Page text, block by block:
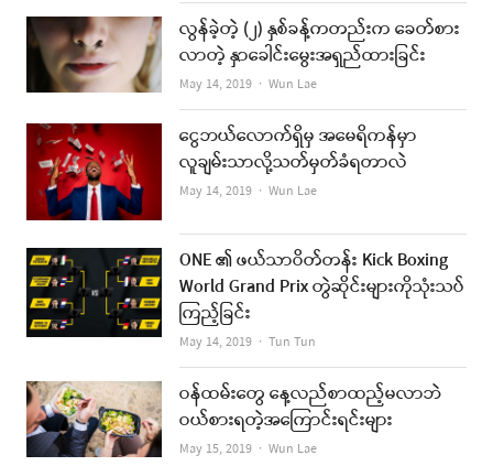
လွန်ခဲ့တဲ့ (၂) နှစ်ခန့်ကတည်းက ခေတ်စား
လာတဲ့ နှာခေါင်းမွေးအရှည်ထားခြင်း
May 14, 2019 Author
Wun Lae
ငွေဘယ်လောက်ရှိမှ အမေရိကန်မှာ
လူချမ်းသာလို့သတ်မှတ်ခံရတာလဲ
May 14, 2019 Author
Wun Lae
ONE ၏ ဖယ်သာဝိတ်တန်း Kick Boxing
World Grand Prix တွဲဆိုင်းများကိုသုံးသပ်
ကြည့်ခြင်း
May 14, 2019 Author
Tun Tun
ဝန်ထမ်းတွေ နေ့လည်စာထည့်မလာဘဲ
ဝယ်စားရတဲ့အကြောင်းရင်းများ
May 15, 2019 Author
Wun Lae